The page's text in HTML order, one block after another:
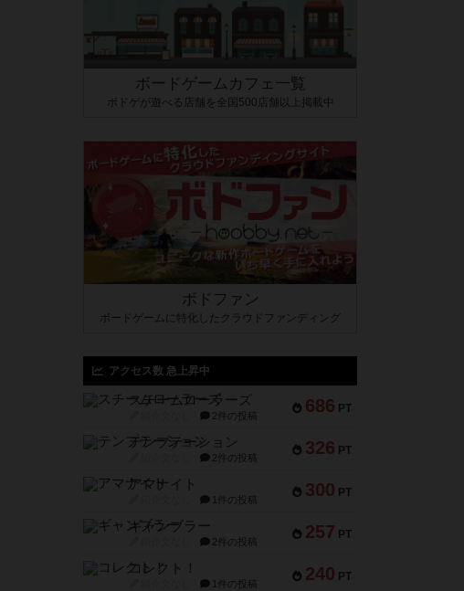
ボードゲームカフェ一覧
ボドゲが遊べる店舗を全国500店舗以上掲載中
ボドファン
ボードゲームに特化したクラウドファンディング
アクセス数 急上昇中
686 PT
スチームローラーズ
2件の投稿
326 PT
テンプテーション
2件の投稿
300 PT
アマナイト
1件の投稿
257 PT
ギャンブラー
2件の投稿
240 PT
コレクト！
1件の投稿